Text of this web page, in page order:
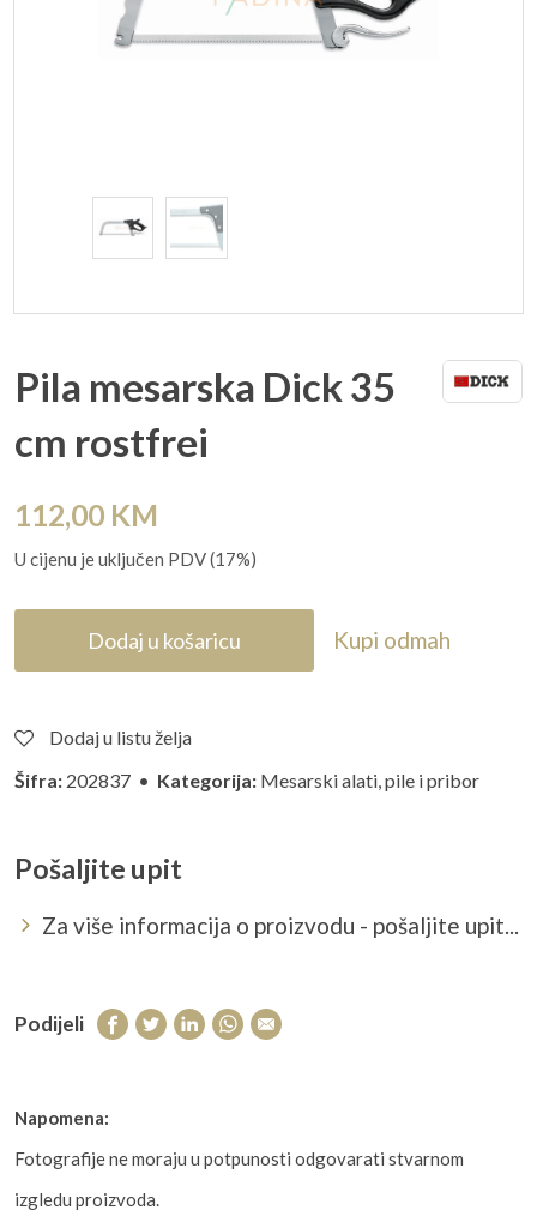
Pila mesarska Dick 35
cm rostfrei
112,00 KM
U cijenu je uključen PDV (17%)
Dodaj u košaricu Kupi odmah
Dodaj u listu želja
Šifra: 202837 • Kategorija: Mesarski alati, pile i pribor
Pošaljite upit
Za više informacija o proizvodu - pošaljite upit...
Podijeli
Napomena:
Fotografije ne moraju u potpunosti odgovarati stvarnom
izgledu proizvoda.